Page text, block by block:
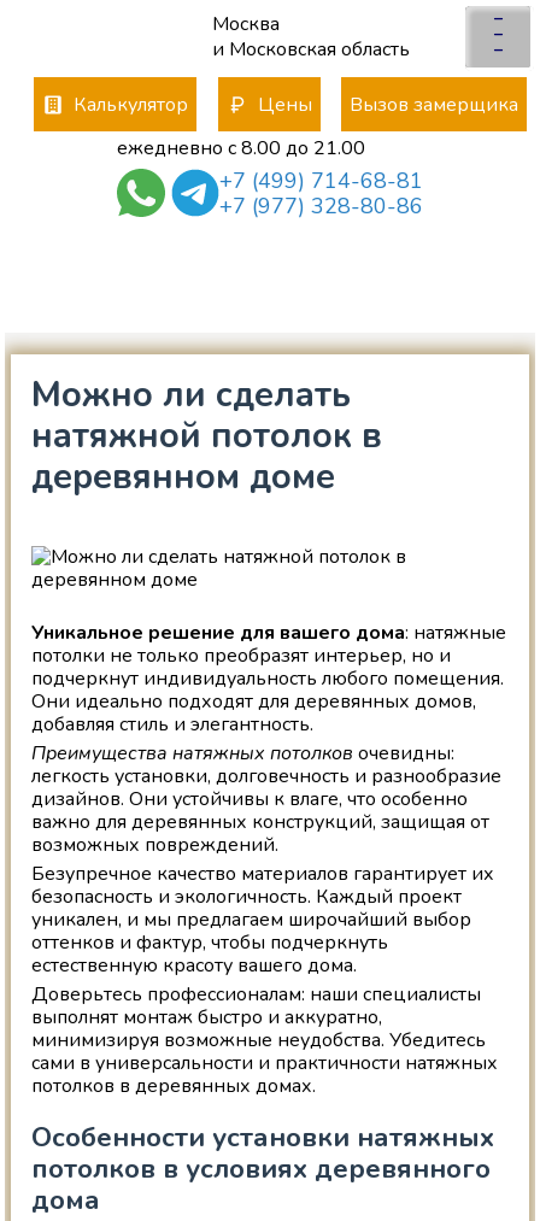
x
Отправьте заявку
менеджер свяжется с Вами
*
Москва
и Московская область
Калькулятор Цены
Вызов замерщика
ежедневно с 8.00 до 21.00
+7 (499) 714-68-81
+7 (977) 328-80-86
–
–
–
×
Можно ли сделать
натяжной потолок в
деревянном доме
Уникальное решение для вашего дома: натяжные
потолки не только преобразят интерьер, но и
подчеркнут индивидуальность любого помещения.
Они идеально подходят для деревянных домов,
добавляя стиль и элегантность.
Преимущества натяжных потолков очевидны:
легкость установки, долговечность и разнообразие
дизайнов. Они устойчивы к влаге, что особенно
важно для деревянных конструкций, защищая от
возможных повреждений.
Безупречное качество материалов гарантирует их
безопасность и экологичность. Каждый проект
уникален, и мы предлагаем широчайший выбор
оттенков и фактур, чтобы подчеркнуть
естественную красоту вашего дома.
Доверьтесь профессионалам: наши специалисты
выполнят монтаж быстро и аккуратно,
минимизируя возможные неудобства. Убедитесь
сами в универсальности и практичности натяжных
потолков в деревянных домах.
Особенности установки натяжных
потолков в условиях деревянного
дома